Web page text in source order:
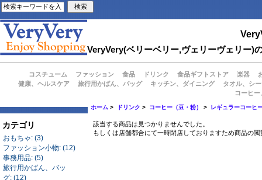
VeryVery(ベリーベリー,ヴェリーヴェリー)
コスチューム ファッション 食品 ドリンク 食品ギフトストア 楽器
健康、ヘルスケア
旅行用かばん、バッグ キッチン、ダイニング
タオル、シ
コーヒ
カテゴリ
おもちゃ: (3)
ファッション小物: (12)
事務用品: (5)
旅行用かばん、バッ
グ: (12)
ホーム > ドリンク > コーヒー（豆・粉） > レギュラーコーヒ
該当する商品は見つかりませんでした。
もしくは店舗都合にて一時閉店しておりますため商品の